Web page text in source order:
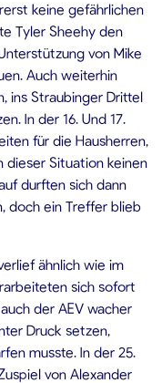
keine gefährlichen
Tyler Sheehy den
von Mike
Auch weiterhin
ins Straubinger Drittel
In der 16. Und 17.
für die Hausherren,
dieser Situation keinen
durften sich dann
doch ein Treffer blieb
ähnlich wie im
sich sofort
der AEV wacher
Druck setzen,
musste. In der 25.
von Alexander